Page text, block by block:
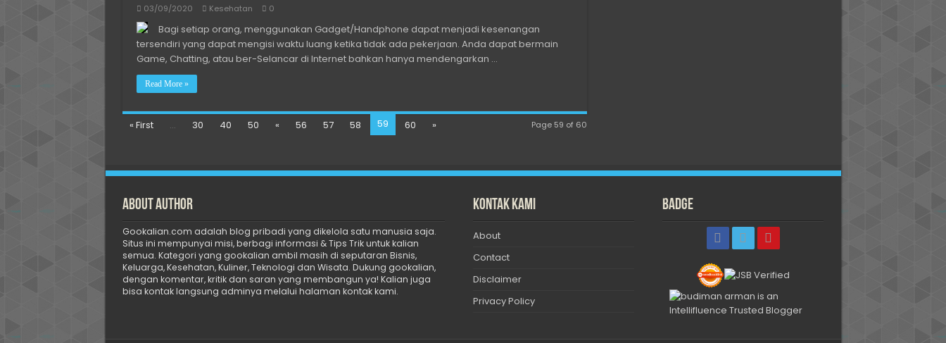
03/09/2020 Kesehatan 0
Bagi setiap orang, menggunakan Gadget/Handphone dapat menjadi kesenangan
tersendiri yang dapat mengisi waktu luang ketika tidak ada pekerjaan. Anda dapat bermain
Game, Chatting, atau ber-Selancar di Internet bahkan hanya mendengarkan …
Read More »
Page 59 of 60
« First ... 30 40 50 « 56 57 58 59 60 »
About Author
Gookalian.com adalah blog pribadi yang dikelola satu manusia saja.
Situs ini mempunyai misi, berbagi informasi & Tips Trik untuk kalian
semua. Kategori yang gookalian ambil masih di seputaran Bisnis,
Keluarga, Kesehatan, Kuliner, Teknologi dan Wisata. Dukung gookalian,
dengan komentar, kritik dan saran yang membangun ya! Kalian juga
bisa kontak langsung adminya melalui halaman kontak kami.
Kontak Kami
About
Contact
Disclaimer
Privacy Policy
Badge